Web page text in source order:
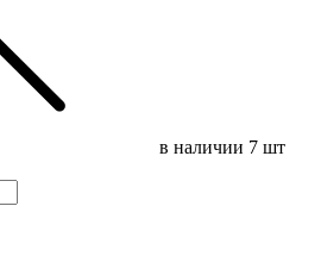
в наличии 7 шт